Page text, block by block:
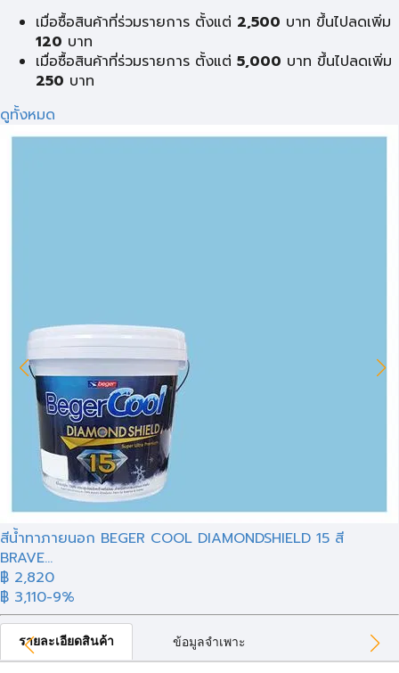
เมื่อซื้อสินค้าที่ร่วมรายการ ตั้งแต่ 2,500 บาท ขึ้นไปลดเพิ่ม
120 บาท
เมื่อซื้อสินค้าที่ร่วมรายการ ตั้งแต่ 5,000 บาท ขึ้นไปลดเพิ่ม
250 บาท
ดูทั้งหมด
สีน้ำทาภายนอก BEGER COOL DIAMONDSHIELD 15 สี
BRAVE...
฿ 2,820
฿ 3,110-9%
รายละเอียดสินค้า ข้อมูลจำเพาะ